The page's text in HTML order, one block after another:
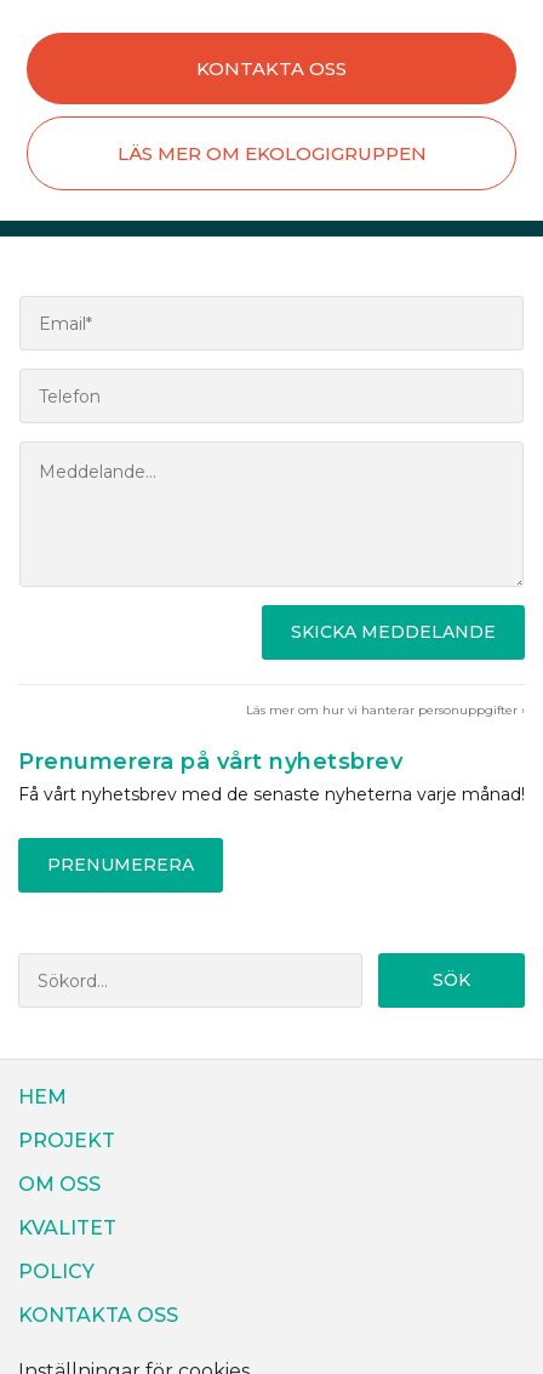
KONTAKTA OSS
LÄS MER OM EKOLOGIGRUPPEN
SKICKA MEDDELANDE
Läs mer om hur vi hanterar personuppgifter ›
Prenumerera på vårt nyhetsbrev
Få vårt nyhetsbrev med de senaste nyheterna varje månad!
PRENUMERERA
SÖK
HEM
PROJEKT
OM OSS
KVALITET
POLICY
KONTAKTA OSS